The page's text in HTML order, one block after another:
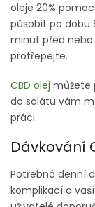
oleje 20%
působit po dobu
minut před nebo
protřepejte.
CBD olej můžete
do salátu vám
práci.
Dávkování
Potřebná denní
komplikací a